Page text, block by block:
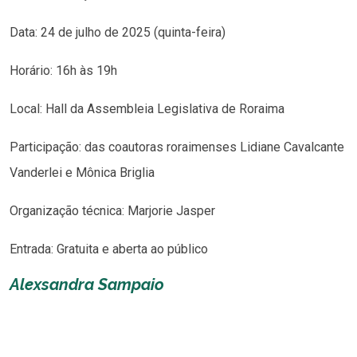
Data: 24 de julho de 2025 (quinta-feira)
Horário: 16h às 19h
Local: Hall da Assembleia Legislativa de Roraima
Participação: das coautoras roraimenses Lidiane Cavalcante
Vanderlei e Mônica Briglia
Organização técnica: Marjorie Jasper
Entrada: Gratuita e aberta ao público
Alexsandra Sampaio